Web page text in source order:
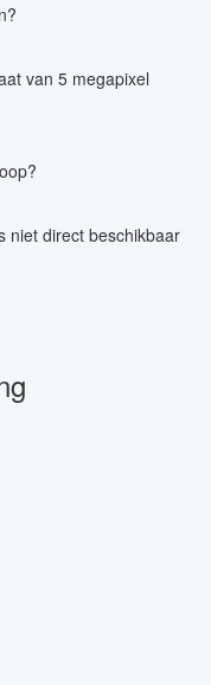
van 5 megapixel
niet direct beschikbaar